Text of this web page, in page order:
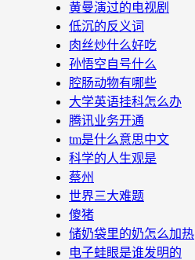
黄曼演过的电视剧
低沉的反义词
肉丝炒什么好吃
孙悟空自号什么
腔肠动物有哪些
大学英语挂科怎么办
腾讯业务开通
tm是什么意思中文
科学的人生观是
蔡州
世界三大难题
傻猪
储奶袋里的奶怎么加热
电子蛙眼是谁发明的